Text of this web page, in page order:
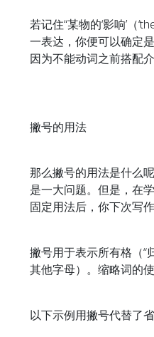
若记住“某物的‘影响’（
一表达，你便可以确定是
因为不能动词之前搭配介
撇号的用法
那么撇号的用法是什么
是一大问题。但是，在
固定用法后，你下次写
撇号用于表示所有格（“
其他字母）。缩略词的
以下示例用撇号代替了